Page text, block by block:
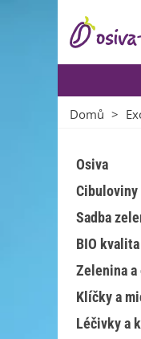
Domů >
Osiva
Cibuloviny
Sadba
BIO kvalita
Zelenina a
Klíčky a
Léčivky a